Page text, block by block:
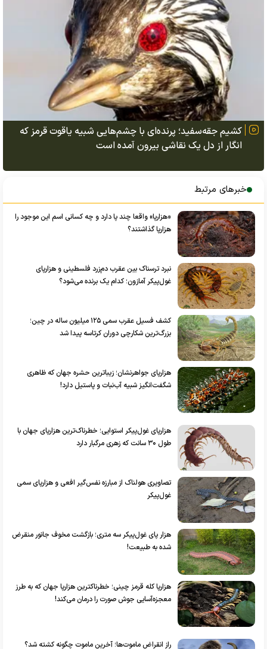
کشیم جقه‌سفید؛ پرنده‌ای با چشم‌هایی شبیه یاقوت قرمز که
انگار از دل یک نقاشی بیرون آمده است
خبرهای مرتبط
«هزارپا» واقعا چند پا دارد و چه کسانی اسم این موجود را
هزارپا گذاشتند؟
نبرد ترسناک بین عقرب دم‌زرد فلسطینی و هزارپای
غول‌پیکر آمازون؛ کدام یک برنده می‌شود؟
کشف فسیل عقرب سمی ۱۲۵ میلیون ساله در چین؛
بزرگ‌ترین شکارچی دوران کرتاسه پیدا شد
هزارپای جواهرنشان؛ زیباترین حشره جهان که ظاهری
شگفت‌انگیز شبیه آب‌نبات و پاستیل دارد!
هزارپای غول‌پیکر استوایی؛ خطرناک‌ترین هزارپای جهان با
طول ۳۰ سانت که زهری مرگبار دارد
تصاویری هولناک از مبارزه نفس‌گیر افعی و هزارپای سمی
غول‌پیکر
هزار پای غول‌پیکر سه متری؛ بازگشت مخوف جانور منقرض
شده به طبیعت!
هزارپا کله قرمز چینی؛ خطرناکترین هزارپا جهان که به طرز
معجزه‌آسایی جوش‌ صورت را درمان می‌کند!
راز انقراض ماموت‌ها؛ آخرین ماموت چگونه کشته شد؟